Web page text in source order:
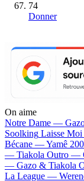
74
Donner
On aime
Notre Dame —
Soolking Laisse
Bécane —Yamê
— Tiakola Outro —
— Gazo & Tiakola
La League —